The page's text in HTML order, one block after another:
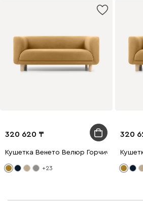
320 620
Кушетка Венето Велюр Горчичный
+23
320